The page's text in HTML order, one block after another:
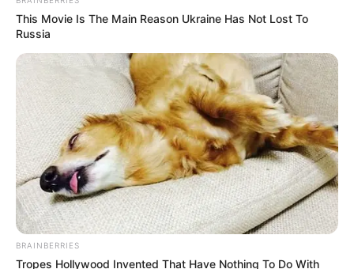
This Movie Is The Main Reason Ukraine Has Not Lost To
Russia
BRAINBERRIES
Tropes Hollywood Invented That Have Nothing To Do With